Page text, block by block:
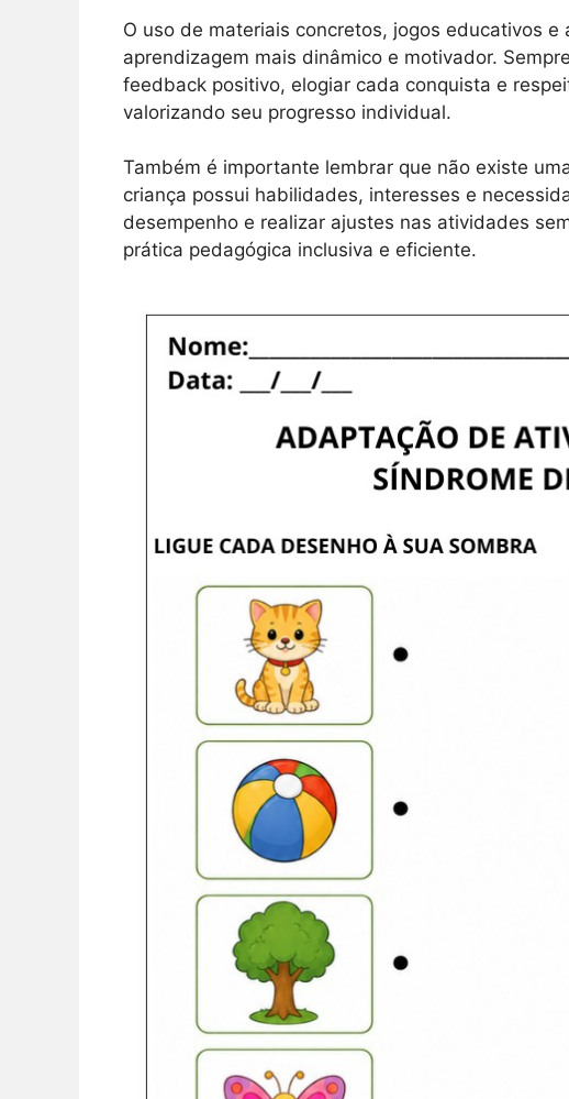
O uso de materiais concretos, jogos educativos
aprendizagem mais dinâmico e motivador.
feedback positivo, elogiar cada conquista e
valorizando seu progresso individual.
Também é importante lembrar que não existe
criança possui habilidades, interesses e
desempenho e realizar ajustes nas atividades
prática pedagógica inclusiva e eficiente.